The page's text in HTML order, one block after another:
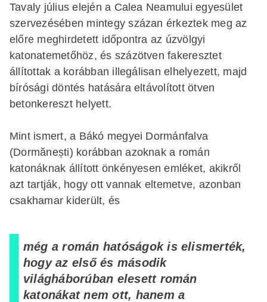
Tavaly július elején a Calea Neamului egyesület
szervezésében mintegy százan érkeztek meg az
előre meghirdetett időpontra az úzvölgyi
katonatemetőhöz, és százötven fakeresztet
állítottak a korábban illegálisan elhelyezett, majd
bírósági döntés hatására eltávolított ötven
betonkereszt helyett.
Mint ismert, a Bákó megyei Dormánfalva
(Dormănești) korábban azoknak a román
katonáknak állított önkényesen emléket, akikről
azt tartják, hogy ott vannak eltemetve, azonban
csakhamar kiderült, és
még a román hatóságok is elismerték,
hogy az első és második
világháborúban elesett román
katonákat nem ott, hanem a